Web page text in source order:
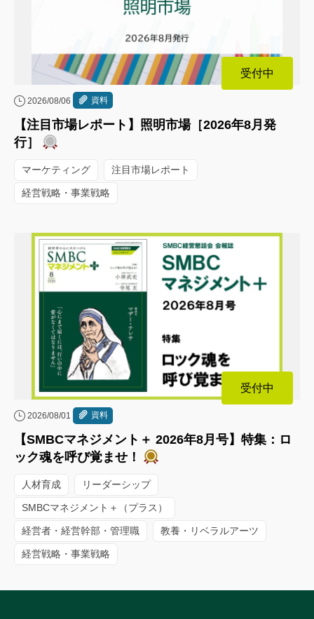
受付中
2026/08/06 資料
【注目市場レポート】照明市場［2026年8月発
行］
マーケティング 注目市場レポート
経営戦略・事業戦略
受付中
2026/08/01 資料
【SMBCマネジメント＋ 2026年8月号】特集：ロ
ック魂を呼び覚ませ！
人材育成 リーダーシップ
SMBCマネジメント＋（プラス）
経営者・経営幹部・管理職 教養・リベラルアーツ
経営戦略・事業戦略